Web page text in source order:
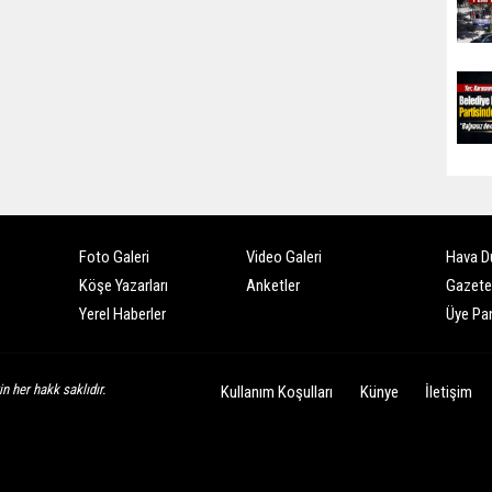
Foto Galeri
Video Galeri
Köşe Yazarları
Anketler
Yerel Haberler
Hava
Üye
her hakk saklıdır. Kullanım Koşulları Künye İletişim